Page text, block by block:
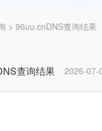
> 96uu.cnDNS查询结果
查询结果 2026-07-